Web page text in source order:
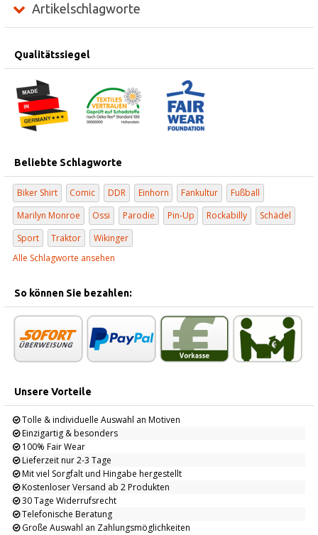
Artikelschlagworte
Qualitätssiegel
Beliebte Schlagworte
Biker Shirt Comic DDR Einhorn Fankultur
Fußball
Marilyn Monroe
Ossi Parodie Pin-Up Rockabilly
Schädel
Sport
Traktor
Wikinger
Alle Schlagworte ansehen
So können Sie bezahlen:
Unsere Vorteile
Tolle & individuelle Auswahl an Motiven
Einzigartig & besonders
100% Fair Wear
Lieferzeit nur 2-3 Tage
Mit viel Sorgfalt und Hingabe hergestellt
Kostenloser Versand ab 2 Produkten
30 Tage Widerrufsrecht
Telefonische Beratung
Große Auswahl an Zahlungsmöglichkeiten